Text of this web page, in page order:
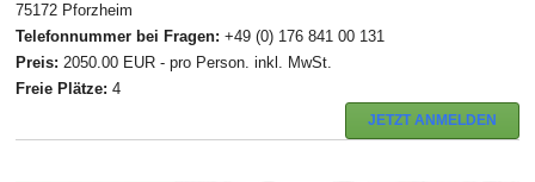
75172 Pforzheim
Telefonnummer bei Fragen: +49 (0) 176 841 00 131
Preis: 2050.00 EUR - pro Person. inkl. MwSt.
Freie Plätze: 4
JETZT ANMELDEN